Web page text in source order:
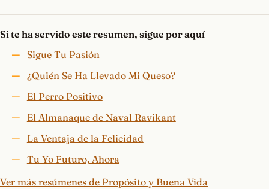
Si te ha servido este resumen, sigue por aquí
Sigue Tu Pasión
¿Quién Se Ha Llevado Mi Queso?
El Perro Positivo
El Almanaque de Naval Ravikant
La Ventaja de la Felicidad
Tu Yo Futuro, Ahora
Ver más resúmenes de Propósito y Buena Vida